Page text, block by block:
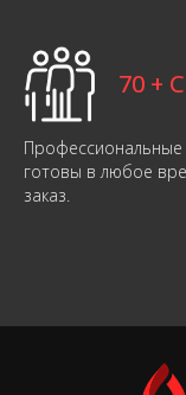
70 +
Профессиональные
готовы в любое
заказ.